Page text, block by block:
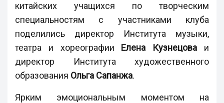
китайских учащихся по творческим
специальностям с участниками клуба
поделились директор Института музыки,
театра и хореографии Елена Кузнецова и
директор Института художественного
образования Ольга Сапанжа.
Ярким эмоциональным моментом на